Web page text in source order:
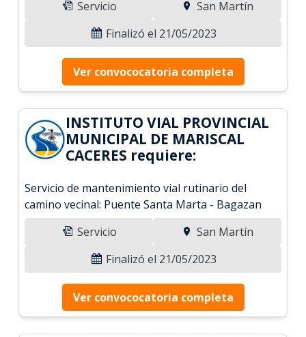
Servicio
San Martín
Finalizó el 21/05/2023
Ver convococatoria completa
INSTITUTO VIAL PROVINCIAL
MUNICIPAL DE MARISCAL
CACERES requiere:
Servicio de mantenimiento vial rutinario del
camino vecinal: Puente Santa Marta - Bagazan
Servicio
San Martín
Finalizó el 21/05/2023
Ver convococatoria completa